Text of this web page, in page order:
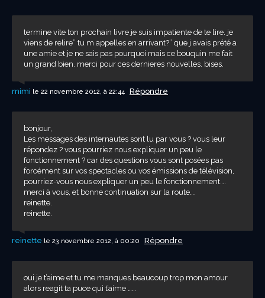
termine vite ton prochain livre je suis impatiente de te lire. je
viens de relire” tu m appelles en arrivant?” que j avais prété a
une amie et je ne sais pas pourquoi mais ce bouquin me fait
un grand bien. merci pour ces dernieres nouvelles. bises.
mimi le 22 novembre 2012, à 22:44 Répondre
bonjour,
Les messages des internautes sont lu par vous ? vous leur
répondez ? vous pourriez nous expliquer un peu le
fonctionnement ? car des questions vous sont posées pas
forcément sur vos spectacles ou vos émissions de télévision,
pourriez-vous nous expliquer un peu le fonctionnement….
merci à vous, et bonne continuation sur la route….
reinette.
reinette.
reinette le 23 novembre 2012, à 00:20 Répondre
oui je t’aime et tu me manques beaucoup trop mon amour
alors reagit ta puce qui t’aime ……